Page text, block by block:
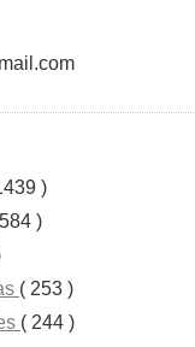
)
)
( 253 )
( 244 )